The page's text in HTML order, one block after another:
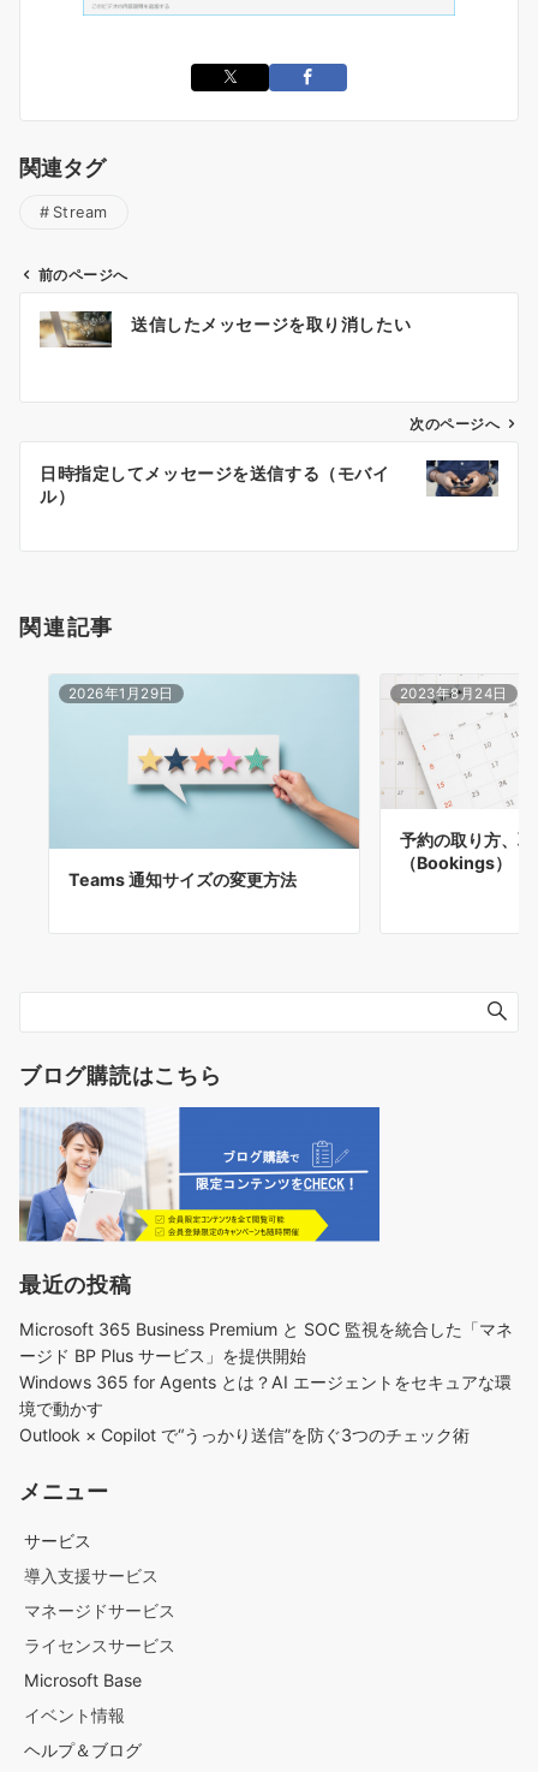
関連タグ
Stream
ン
前のページへ
送信したメッセージを取り消したい
次のページへ
日時指定してメッセージを送信する（モバイ
ル）
関連記事
2026年1月29日
Teams 通知サイズの変更方法
2023年8月24日
予約の取り方、
（Bookings）
ブログ購読はこちら
最近の投稿
Microsoft 365 Business Premium と SOC 監視を統合した「マネ
ージド BP Plus サービス」を提供開始
Windows 365 for Agents とは？AI エージェントをセキュアな環
境で動かす
Outlook × Copilot で“うっかり送信”を防ぐ3つのチェック術​
メニュー
サービス
導入支援サービス
マネージドサービス
ライセンスサービス
Microsoft Base
イベント情報
ヘルプ＆ブログ